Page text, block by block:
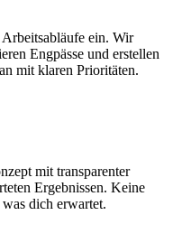
ein. Wir
Engpässe und erstellen
mit klaren Prioritäten.
mit transparenter
Ergebnissen. Keine
dich erwartet.